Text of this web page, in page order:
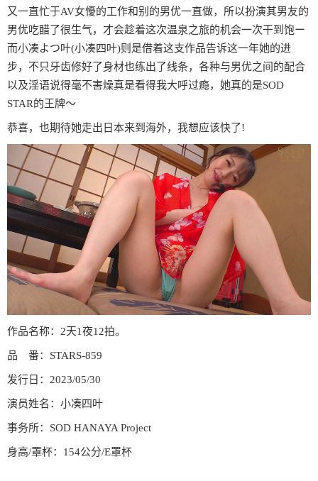
又一直忙于AV女懮的工作和别的男优一直做，所以扮演其男友的
男优吃醋了很生气，才会趁着这次温泉之旅的机会一次干到饱ー
而小凑よつ叶(小凑四叶)则是借着这支作品告诉这一年她的进
步，不只牙齿修好了身材也练出了线条，各种与男优之间的配合
以及淫语说得毫不害燥真是看得我大呼过瘾，她真的是SOD
STAR的王牌〜
恭喜，也期待她走出日本来到海外，我想应该快了!
作品名称：2天1夜12拍。
品 番：STARS-859
发行日：2023/05/30
演员姓名：小凑四叶
事务所：SOD HANAYA Project
身高/罩杯：154公分/E罩杯